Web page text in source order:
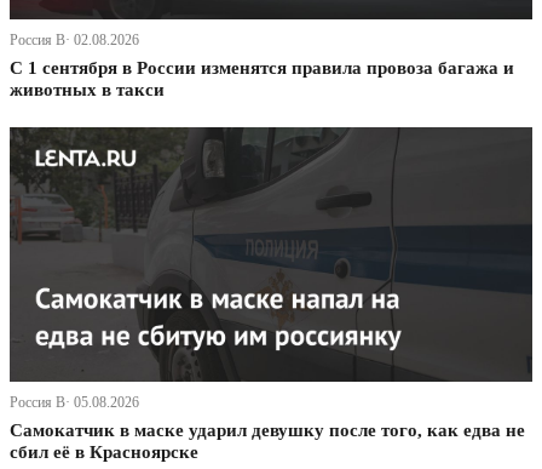
Россия В· 02.08.2026
С 1 сентября в России изменятся правила провоза багажа и
животных в такси
Россия В· 05.08.2026
Самокатчик в маске ударил девушку после того, как едва не
сбил её в Красноярске